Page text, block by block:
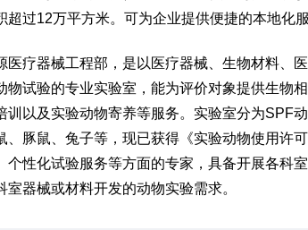
超过12万平方米。可为企业提供便捷的本地化服
医疗器械工程部，是以医疗器械、生物材料、
物试验的专业实验室，能为评价对象提供生物
训以及实验动物寄养等服务。实验室分为SPF
、豚鼠、兔子等，现已获得《实验动物使用许
个性化试验服务等方面的专家，具备开展各科
器械或材料开发的动物实验需求。